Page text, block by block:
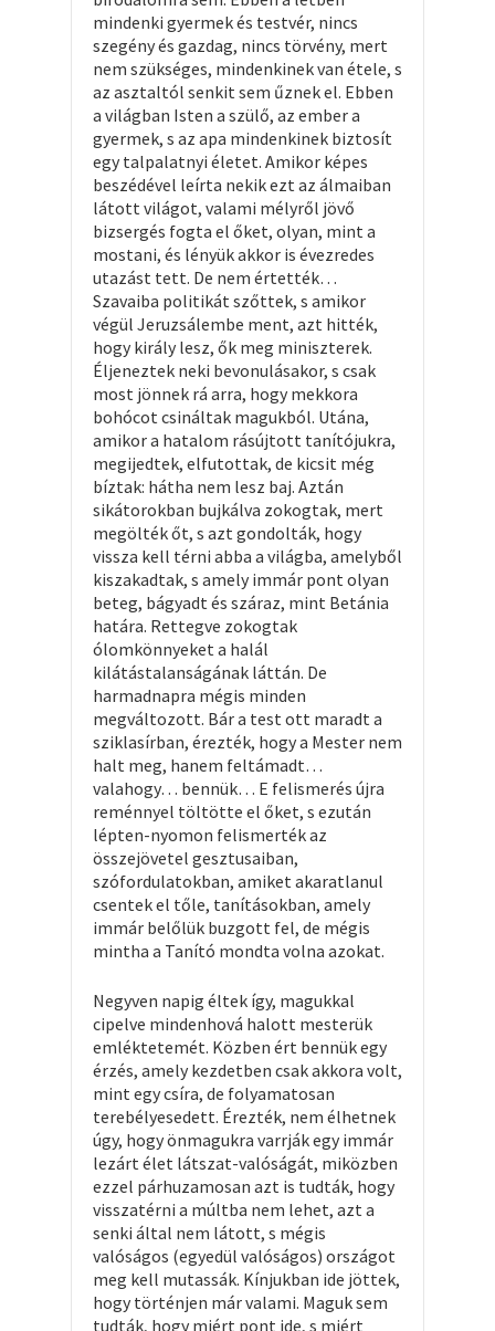
mindenki gyermek és testvér, nincs
szegény és gazdag, nincs törvény, mert
nem szükséges, mindenkinek van étele, s
az asztaltól senkit sem űznek el. Ebben
a világban Isten a szülő, az ember a
gyermek, s az apa mindenkinek biztosít
egy talpalatnyi életet. Amikor képes
beszédével leírta nekik ezt az álmaiban
látott világot, valami mélyről jövő
bizsergés fogta el őket, olyan, mint a
mostani, és lényük akkor is évezredes
utazást tett. De nem értették…
Szavaiba politikát szőttek, s amikor
végül Jeruzsálembe ment, azt hitték,
hogy király lesz, ők meg miniszterek.
Éljeneztek neki bevonulásakor, s csak
most jönnek rá arra, hogy mekkora
bohócot csináltak magukból. Utána,
amikor a hatalom rásújtott tanítójukra,
megijedtek, elfutottak, de kicsit még
bíztak: hátha nem lesz baj. Aztán
sikátorokban bujkálva zokogtak, mert
megölték őt, s azt gondolták, hogy
vissza kell térni abba a világba, amelyből
kiszakadtak, s amely immár pont olyan
beteg, bágyadt és száraz, mint Betánia
határa. Rettegve zokogtak
ólomkönnyeket a halál
kilátástalanságának láttán. De
harmadnapra mégis minden
megváltozott. Bár a test ott maradt a
sziklasírban, érezték, hogy a Mester nem
halt meg, hanem feltámadt…
valahogy… bennük… E felismerés újra
reménnyel töltötte el őket, s ezután
lépten-nyomon felismerték az
összejövetel gesztusaiban,
szófordulatokban, amiket akaratlanul
csentek el tőle, tanításokban, amely
immár belőlük buzgott fel, de mégis
mintha a Tanító mondta volna azokat.
Negyven napig éltek így, magukkal
cipelve mindenhová halott mesterük
emléktetemét. Közben ért bennük egy
érzés, amely kezdetben csak akkora volt,
mint egy csíra, de folyamatosan
terebélyesedett. Érezték, nem élhetnek
úgy, hogy önmagukra varrják egy immár
lezárt élet látszat-valóságát, miközben
ezzel párhuzamosan azt is tudták, hogy
visszatérni a múltba nem lehet, azt a
senki által nem látott, s mégis
valóságos (egyedül valóságos) országot
meg kell mutassák. Kínjukban ide jöttek,
hogy történjen már valami. Maguk sem
tudták, hogy miért pont ide, s miért